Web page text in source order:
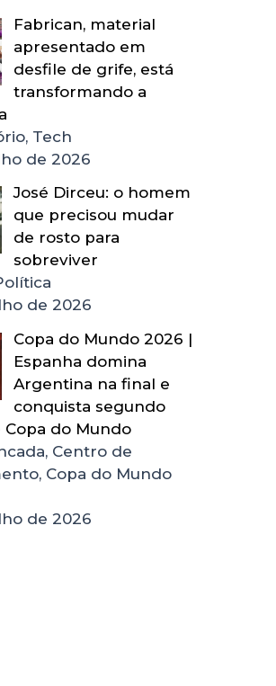
Fabrican, material
apresentado em
desfile de grife, está
transformando a
Tech
de 2026
José Dirceu: o homem
que precisou mudar
de rosto para
sobreviver
de 2026
Copa do Mundo 2026 |
Espanha domina
Argentina na final e
conquista segundo
do Mundo
Centro de
Copa do Mundo
de 2026